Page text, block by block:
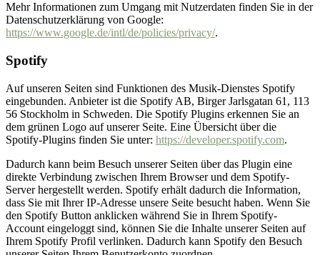
Mehr Informationen zum Umgang mit Nutzerdaten finden Sie in der
Datenschutzerklärung von Google:
https://www.google.de/intl/de/policies/privacy/.
Spotify
Auf unseren Seiten sind Funktionen des Musik-Dienstes Spotify
eingebunden. Anbieter ist die Spotify AB, Birger Jarlsgatan 61, 113
56 Stockholm in Schweden. Die Spotify Plugins erkennen Sie an
dem grünen Logo auf unserer Seite. Eine Übersicht über die
Spotify-Plugins finden Sie unter: https://developer.spotify.com.
Dadurch kann beim Besuch unserer Seiten über das Plugin eine
direkte Verbindung zwischen Ihrem Browser und dem Spotify-
Server hergestellt werden. Spotify erhält dadurch die Information,
dass Sie mit Ihrer IP-Adresse unsere Seite besucht haben. Wenn Sie
den Spotify Button anklicken während Sie in Ihrem Spotify-
Account eingeloggt sind, können Sie die Inhalte unserer Seiten auf
Ihrem Spotify Profil verlinken. Dadurch kann Spotify den Besuch